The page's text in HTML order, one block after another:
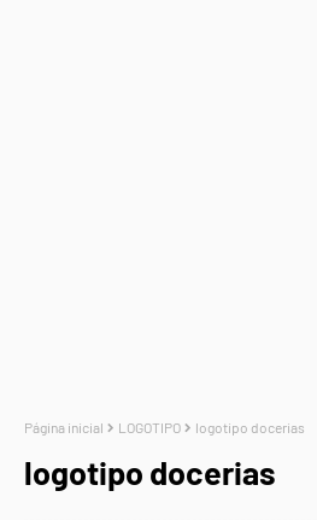
Página inicial LOGOTIPO logotipo docerias
logotipo docerias